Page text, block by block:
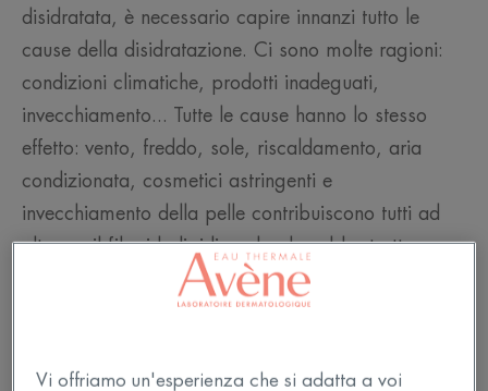
disidratata, è necessario capire innanzi tutto le
cause della disidratazione. Ci sono molte ragioni:
condizioni climatiche, prodotti inadeguati,
invecchiamento... Tutte le cause hanno lo stesso
effetto: vento, freddo, sole, riscaldamento, aria
condizionata, cosmetici astringenti e
invecchiamento della pelle contribuiscono tutti ad
alterare il film idrolipidico che dovrebbe trattenere
l'idratazione nell'epidermide.
Di conseguenza, l'idratazione evapora troppo
che sul corpo.
Vi offriamo un'esperienza che si adatta a voi